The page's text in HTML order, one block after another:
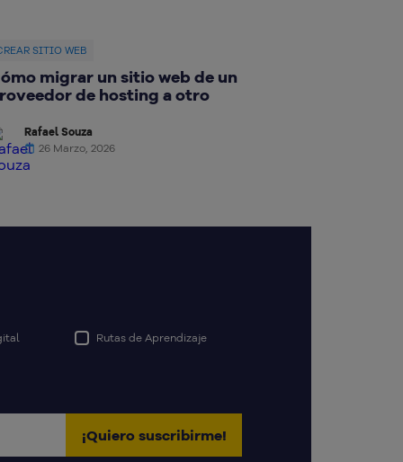
SITIO WEB
migrar un sitio web de un
de hosting a otro
Rafael Souza
26 Marzo, 2026
Rutas de Aprendizaje
¡Quiero suscribirme!